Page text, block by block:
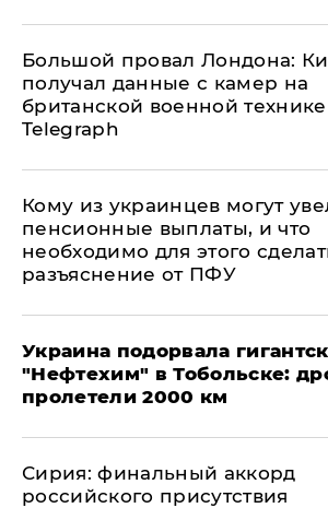
Большой провал Лондона:
получал данные с камер на
британской военной
Telegraph
Кому из украинцев могут
пенсионные выплаты, и что
необходимо для этого
разъяснение от ПФУ
Украина подорвала
"Нефтехим" в Тобольске:
пролетели 2000 км
​Сирия: финальный аккорд
российского присутствия